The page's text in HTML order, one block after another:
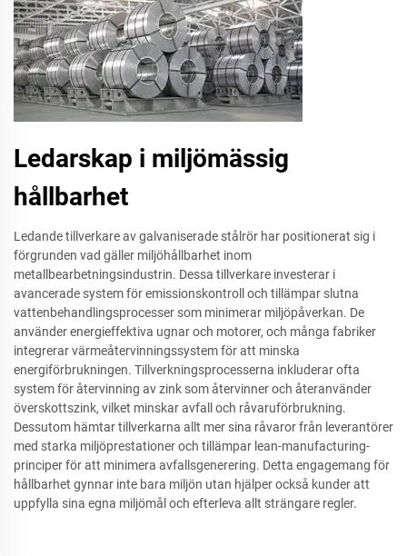
Ledarskap i miljömässig
hållbarhet
Ledande tillverkare av galvaniserade stålrör har positionerat sig i
förgrunden vad gäller miljöhållbarhet inom
metallbearbetningsindustrin. Dessa tillverkare investerar i
avancerade system för emissionskontroll och tillämpar slutna
vattenbehandlingsprocesser som minimerar miljöpåverkan. De
använder energieffektiva ugnar och motorer, och många fabriker
integrerar värmeåtervinningssystem för att minska
energiförbrukningen. Tillverkningsprocesserna inkluderar ofta
system för återvinning av zink som återvinner och återanvänder
överskottszink, vilket minskar avfall och råvaruförbrukning.
Dessutom hämtar tillverkarna allt mer sina råvaror från leverantörer
med starka miljöprestationer och tillämpar lean-manufacturing-
principer för att minimera avfallsgenerering. Detta engagemang för
hållbarhet gynnar inte bara miljön utan hjälper också kunder att
uppfylla sina egna miljömål och efterleva allt strängare regler.